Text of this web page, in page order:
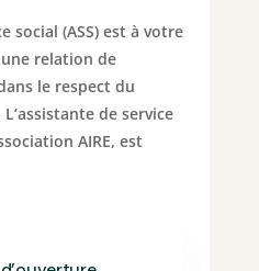
social (ASS) est à votre
relation de
le respect du
de service
AIRE, est